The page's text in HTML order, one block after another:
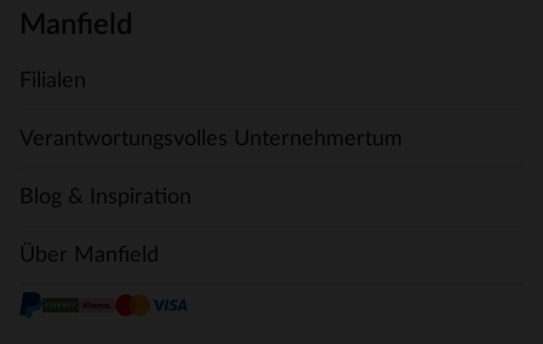
Manfield
Filialen
Verantwortungsvolles Unternehmertum
Blog & Inspiration
Über Manfield